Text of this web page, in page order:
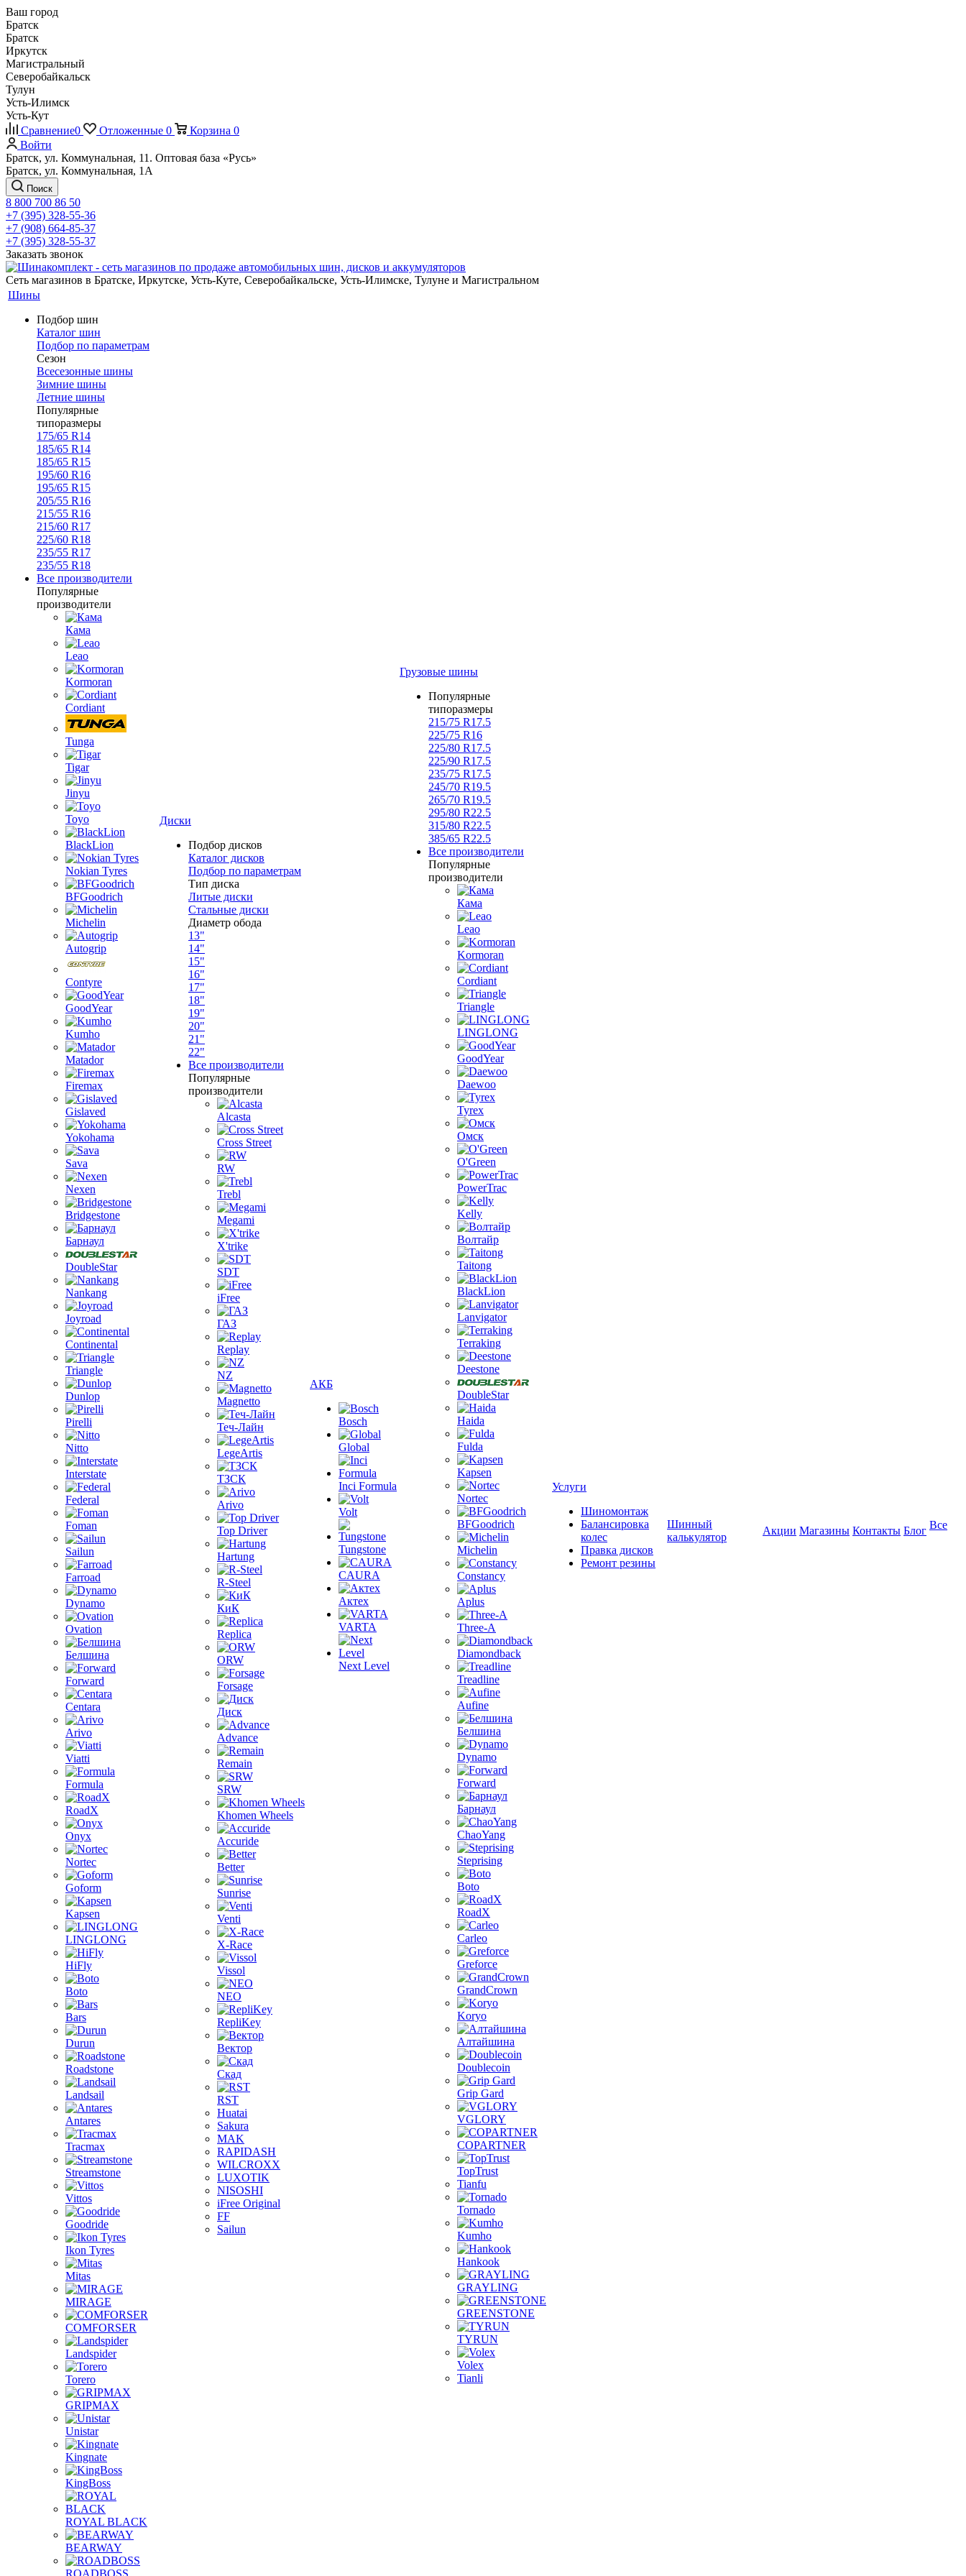
Ваш город
Братск
Братск
Иркутск
Магистральный
Северобайкальск
Тулун
Усть-Илимск
Усть-Кут
Сравнение0 Отложенные 0 Корзина 0
Войти
Братск, ул. Коммунальная, 11. Оптовая база «Русь»
Братск, ул. Коммунальная, 1А
Поиск
8 800 700 86 50
+7 (395) 328-55-36
+7 (908) 664-85-37
+7 (395) 328-55-37
Заказать звонок
Сеть магазинов в Братске, Иркутске, Усть-Куте, Северобайкальске, Усть-Илимске, Тулуне и Магистральном
Шины
Подбор шин
Каталог шин
Подбор по параметрам
Сезон
Всесезонные шины
Зимние шины
Летние шины
Популярные
типоразмеры
175/65 R14
185/65 R14
185/65 R15
195/60 R16
195/65 R15
205/55 R16
215/55 R16
215/60 R17
225/60 R18
235/55 R17
235/55 R18
Все производители
Популярные
производители
Кама
Leao
Kormoran
Cordiant
Tunga
Tigar
Jinyu
Toyo
BlackLion
Nokian Tyres
BFGoodrich
Michelin
Autogrip
Contyre
GoodYear
Kumho
Matador
Firemax
Gislaved
Yokohama
Sava
Nexen
Bridgestone
Барнаул
DoubleStar
Nankang
Joyroad
Continental
Triangle
Dunlop
Pirelli
Nitto
Interstate
Federal
Foman
Sailun
Farroad
Dynamo
Ovation
Белшина
Forward
Centara
Arivo
Viatti
Formula
RoadX
Onyx
Nortec
Goform
Kapsen
LINGLONG
HiFly
Boto
Bars
Durun
Roadstone
Landsail
Antares
Tracmax
Streamstone
Vittos
Goodride
Ikon Tyres
Mitas
MIRAGE
COMFORSER
Landspider
Torero
GRIPMAX
Unistar
Kingnate
KingBoss
ROYAL BLACK
BEARWAY
ROADBOSS
Диски
Подбор дисков
Каталог дисков
Подбор по параметрам
Тип диска
Литые диски
Стальные диски
Диаметр обода
13"
14"
15"
16"
17"
18"
19"
20"
21"
22"
Все производители
Популярные
производители
Alcasta
Cross Street
RW
Trebl
Megami
X'trike
SDT
iFree
ГАЗ
Replay
NZ
Magnetto
Теч-Лайн
LegeArtis
ТЗСК
Arivo
Top Driver
Hartung
R-Steel
КиК
Replica
ORW
Forsage
Диск
Advance
Remain
SRW
Khomen Wheels
Accuride
Better
Sunrise
Venti
X-Race
Vissol
NEO
RepliKey
Вектор
Скад
RST
Huatai
Sakura
MAK
RAPIDASH
WILCROXX
LUXOTIK
NISOSHI
iFree Original
FF
Sailun
АКБ
Bosch
Global
Inci Formula
Volt
Tungstone
CAURA
Актех
VARTA
Next Level
Грузовые шины
Популярные
типоразмеры
215/75 R17.5
225/75 R16
225/80 R17.5
225/90 R17.5
235/75 R17.5
245/70 R19.5
265/70 R19.5
295/80 R22.5
315/80 R22.5
385/65 R22.5
Все производители
Популярные
производители
Кама
Leao
Kormoran
Cordiant
Triangle
LINGLONG
GoodYear
Daewoo
Tyrex
Омск
O'Green
PowerTrac
Kelly
Волтайр
Taitong
BlackLion
Lanvigator
Terraking
Deestone
DoubleStar
Haida
Fulda
Kapsen
Nortec
BFGoodrich
Michelin
Constancy
Aplus
Three-A
Diamondback
Treadline
Aufine
Белшина
Dynamo
Forward
Барнаул
ChaoYang
Steprising
Boto
RoadX
Carleo
Greforce
GrandCrown
Koryo
Алтайшина
Doublecoin
Grip Gard
VGLORY
COPARTNER
TopTrust
Tianfu
Tornado
Kumho
Hankook
GRAYLING
GREENSTONE
TYRUN
Volex
Tianli
Услуги
Шиномонтаж
Балансировка
колес
Правка дисков
Ремонт резины
Шинный
калькулятор
Акции Магазины Контакты Блог Все